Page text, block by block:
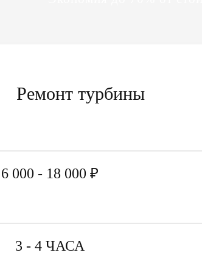
Ремонт турбины
6 000 - 18 000 ₽
3 - 4 ЧАСА